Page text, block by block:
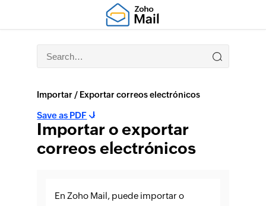
Importar / Exportar correos electrónicos
Importar o exportar
correos electrónicos
Save as PDF
En Zoho Mail, puede importar o